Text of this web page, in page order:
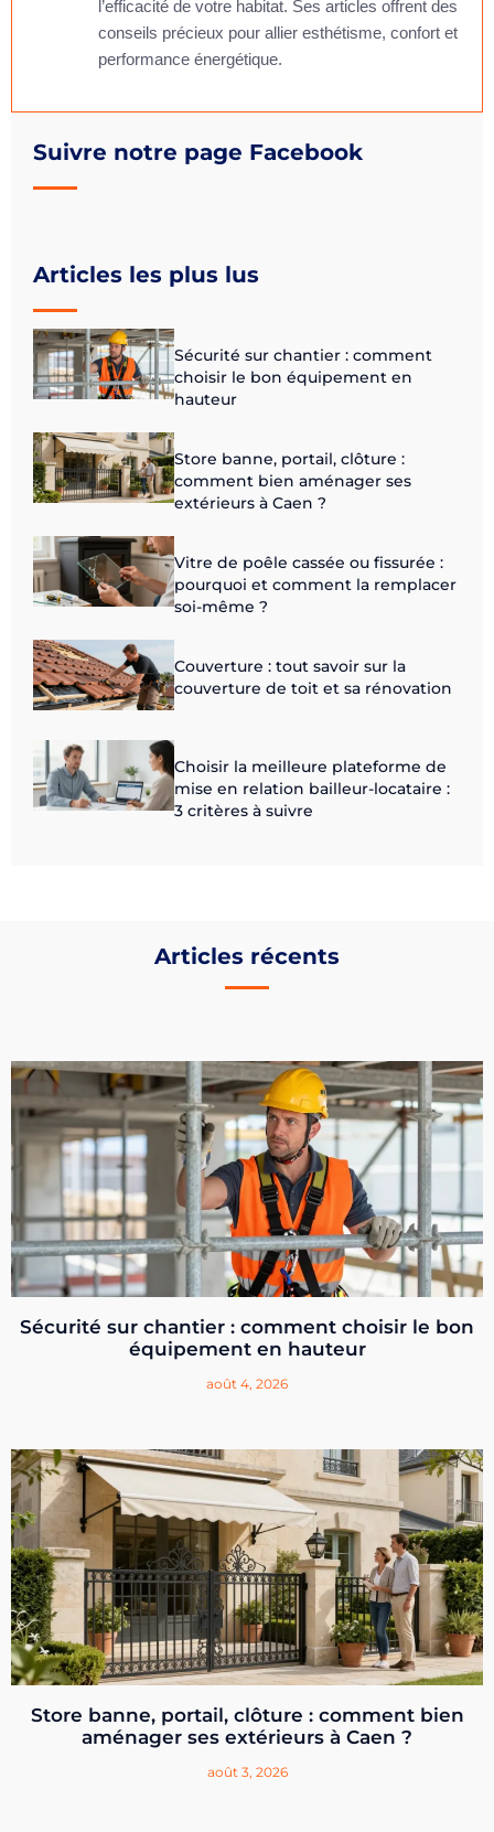
Suivre notre page Facebook
Articles les plus lus
Sécurité sur chantier : comment
choisir le bon équipement en
hauteur
Store banne, portail, clôture :
comment bien aménager ses
extérieurs à Caen ?
Vitre de poêle cassée ou fissurée :
pourquoi et comment la remplacer
soi-même ?
Couverture : tout savoir sur la
couverture de toit et sa rénovation
Choisir la meilleure plateforme de
mise en relation bailleur-locataire :
3 critères à suivre
l’efficacité de votre habitat. Ses articles offrent des
conseils précieux pour allier esthétisme, confort et
performance énergétique.
Articles récents
Sécurité sur chantier : comment choisir le bon
équipement en hauteur
août 4, 2026
Store banne, portail, clôture : comment bien
aménager ses extérieurs à Caen ?
août 3, 2026